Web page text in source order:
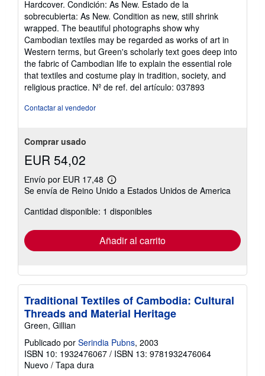
vendedor:
5
de
5
estrellas
Hardcover. Condición: As New. Estado de la
sobrecubierta: As New. Condition as new, still shrink
wrapped. The beautiful photographs show why
Cambodian textiles may be regarded as works of art in
Western terms, but Green's scholarly text goes deep into
the fabric of Cambodian life to explain the essential role
that textiles and costume play in tradition, society, and
religious practice. Nº de ref. del artículo: 037893
Contactar al vendedor
Comprar usado
EUR 54,02
Envío por EUR 17,48
Más
información
las
tarifas
envío
Se envía de Reino Unido a Estados Unidos de America
Cantidad disponible: 1 disponibles
Añadir al carrito
Traditional Textiles of Cambodia: Cultural
Threads and Material Heritage
Green, Gillian
Publicado por Serindia Pubns, 2003
ISBN 10: 1932476067 / ISBN 13: 9781932476064
Nuevo / Tapa dura